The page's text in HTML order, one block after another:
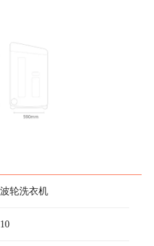
波轮洗衣机
10